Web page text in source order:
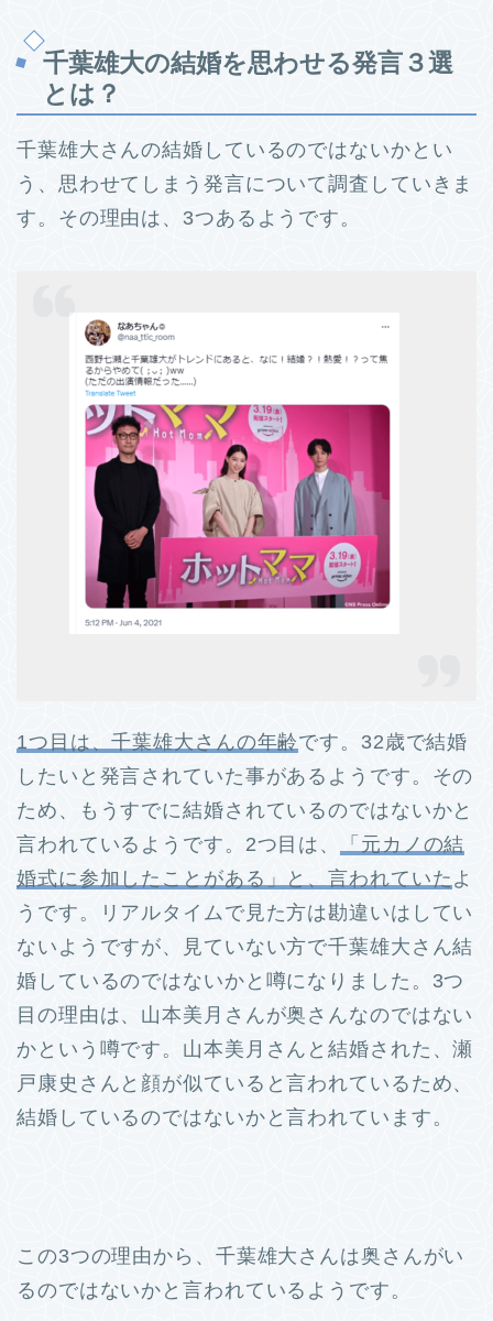
千葉雄大の結婚を思わせる発言３選
とは？
千葉雄大さんの結婚しているのではないかとい
う、思わせてしまう発言について調査していきま
す。 その理由は、3つあるようです。
1つ目は、千葉雄大さんの年齢です。 32歳で結婚
したいと発言されていた事があるようです。 その
ため、もうすでに結婚されているのではないかと
言われているようです。 2つ目は、
「元カノの結
婚式に参加したことがある」と、言われていた よ
うです。
リアルタイムで見た方は勘違いはしてい
ないようですが、見ていない方で千葉雄大さん結
婚しているのではないかと噂になりました。 3つ
目の理由は、山本美月さんが奥さんなのではない
かという噂です。 山本美月さんと結婚された、瀬
戸康史さんと顔が似ていると言われているため、
結婚しているのではないかと言われています。
この3つの理由から、千葉雄大さんは奥さんがい
るのではないかと言われているようです。